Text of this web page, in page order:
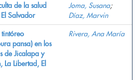
de la salud
Salvador
Joma, Susana;
Díaz, Marvin
tintóreo
pansa) en los
de Jicalapa y
La Libertad, El
Rivera, Ana María